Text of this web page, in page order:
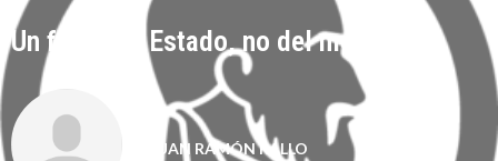
Un fallo del Estado, no del mercado
JUAN RAMÓN RALLO